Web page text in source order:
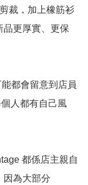
裁，加上橡筋衫
品更厚實、更保
都會留意到店員
人都有自己風
都係店主親自
因為大部分